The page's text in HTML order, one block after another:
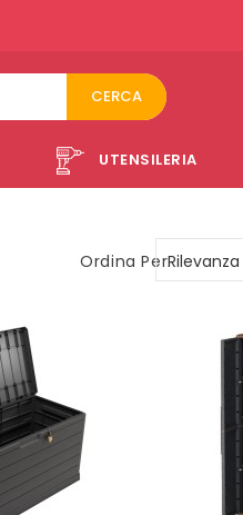
CERCA
UTENSILERIA
Ordina Per:Rilevanza